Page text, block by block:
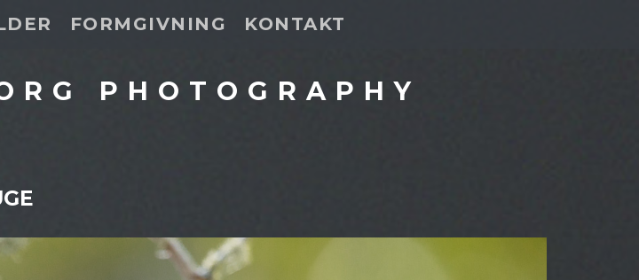
FORMGIVNING KONTAKT
PHOTOGRAPHY